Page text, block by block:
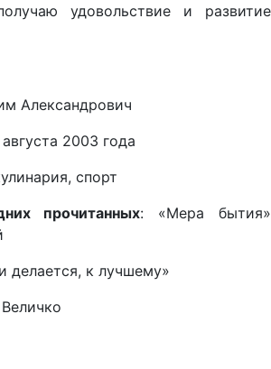
удовольствие и развитие
Александрович
2003 года
спорт
прочитанных: «Мера бытия»
делается, к лучшему»